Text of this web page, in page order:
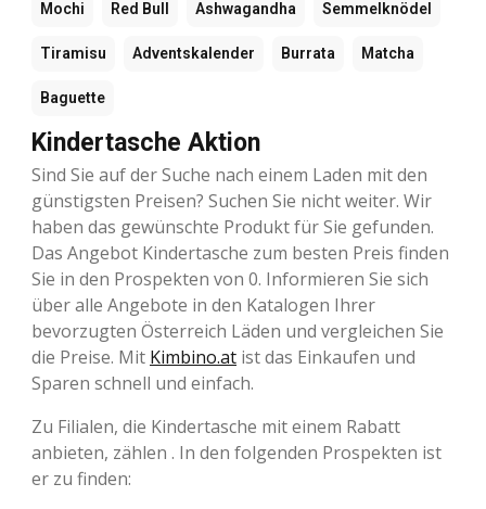
Mochi Red Bull Ashwagandha Semmelknödel
Tiramisu Adventskalender Burrata Matcha
Baguette
Kindertasche Aktion
Sind Sie auf der Suche nach einem Laden mit den
günstigsten Preisen? Suchen Sie nicht weiter. Wir
haben das gewünschte Produkt für Sie gefunden.
Das Angebot Kindertasche zum besten Preis finden
Sie in den Prospekten von 0. Informieren Sie sich
über alle Angebote in den Katalogen Ihrer
bevorzugten Österreich Läden und vergleichen Sie
die Preise. Mit Kimbino.at ist das Einkaufen und
Sparen schnell und einfach.
Zu Filialen, die Kindertasche mit einem Rabatt
anbieten, zählen . In den folgenden Prospekten ist
er zu finden: